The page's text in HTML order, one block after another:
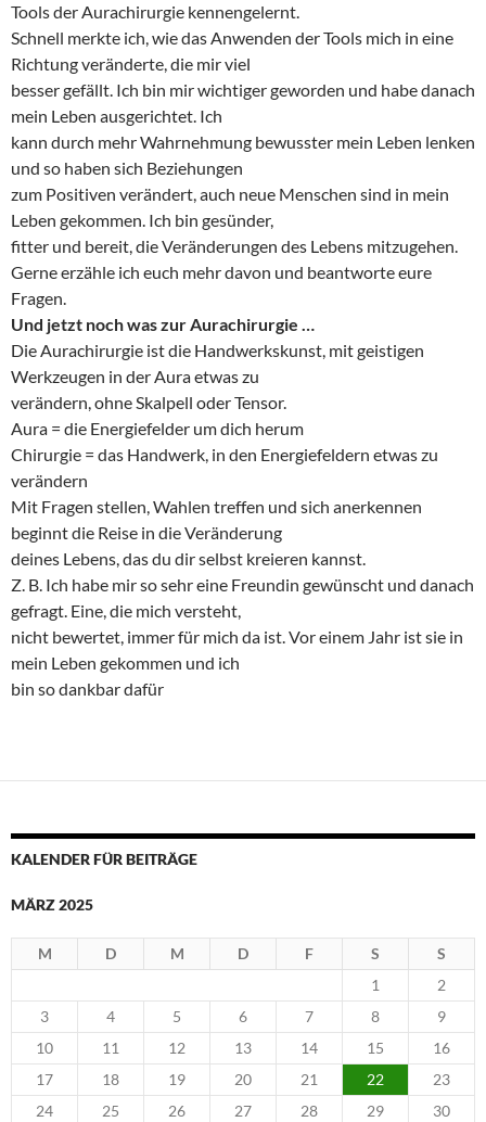
Tools der Aurachirurgie kennengelernt.
Schnell merkte ich, wie das Anwenden der Tools mich in eine
Richtung veränderte, die mir viel
besser gefällt. Ich bin mir wichtiger geworden und habe danach
mein Leben ausgerichtet. Ich
kann durch mehr Wahrnehmung bewusster mein Leben lenken
und so haben sich Beziehungen
zum Positiven verändert, auch neue Menschen sind in mein
Leben gekommen. Ich bin gesünder,
fitter und bereit, die Veränderungen des Lebens mitzugehen.
Gerne erzähle ich euch mehr davon und beantworte eure
Fragen.
Und jetzt noch was zur Aurachirurgie …
Die Aurachirurgie ist die Handwerkskunst, mit geistigen
Werkzeugen in der Aura etwas zu
verändern, ohne Skalpell oder Tensor.
Aura = die Energiefelder um dich herum
Chirurgie = das Handwerk, in den Energiefeldern etwas zu
verändern
Mit Fragen stellen, Wahlen treffen und sich anerkennen
beginnt die Reise in die Veränderung
deines Lebens, das du dir selbst kreieren kannst.
Z. B. Ich habe mir so sehr eine Freundin gewünscht und danach
gefragt. Eine, die mich versteht,
nicht bewertet, immer für mich da ist. Vor einem Jahr ist sie in
mein Leben gekommen und ich
bin so dankbar dafür
KALENDER FÜR BEITRÄGE
MÄRZ 2025
M D M D F S
S
1
2
3
4 5 6 7 8
9
10
11 12 13 14 15
16
17
18 19 20 21 22
23
24
25 26 27 28 29
30